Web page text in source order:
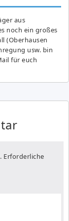
aus
noch ein großes
(Oberhausen
usw. bin
für euch
Erforderliche